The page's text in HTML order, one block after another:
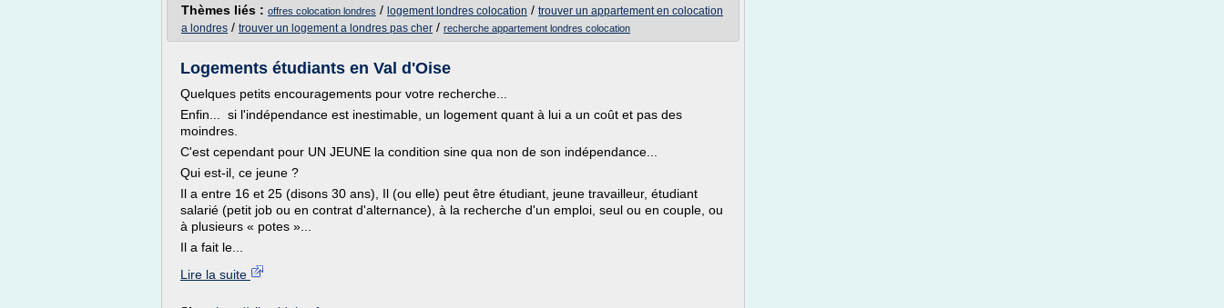
Thèmes liés : offres colocation londres / logement londres colocation / trouver un appartement en colocation
a londres / trouver un logement a londres pas cher / recherche appartement londres colocation
Logements étudiants en Val d'Oise
Quelques petits encouragements pour votre recherche...
Enfin... si l'indépendance est inestimable, un logement quant à lui a un coût et pas des
moindres.
C'est cependant pour UN JEUNE la condition sine qua non de son indépendance...
Qui est-il, ce jeune ?
Il a entre 16 et 25 (disons 30 ans), Il (ou elle) peut être étudiant, jeune travailleur, étudiant
salarié (petit job ou en contrat d'alternance), à la recherche d'un emploi, seul ou en couple, ou
à plusieurs « potes »...
Il a fait le...
Lire la suite